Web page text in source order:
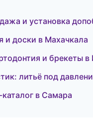
и установка
и доски в Махачкала
и брекеты в
литьё под
в Самара